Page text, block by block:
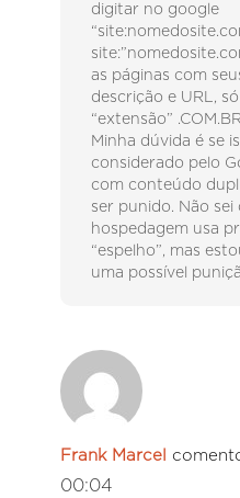
digitar no google
as páginas com
descrição e URL,
“extensão”
Minha dúvida é se
considerado pelo
com conteúdo
ser punido. Não
hospedagem usa
“espelho”, mas
uma possível
Frank Marcel
00:04